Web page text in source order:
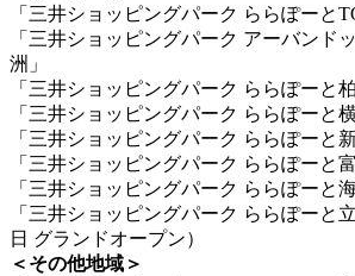
「三井ショッピングパーク ららぽーと
「三井ショッピングパーク アーバンド
洲」
「三井ショッピングパーク ららぽーと柏
「三井ショッピングパーク ららぽーと横
「三井ショッピングパーク ららぽーと新
「三井ショッピングパーク ららぽーと富
「三井ショッピングパーク ららぽーと海
「三井ショッピングパーク ららぽーと
日 グランドオープン）
＜その他地域＞